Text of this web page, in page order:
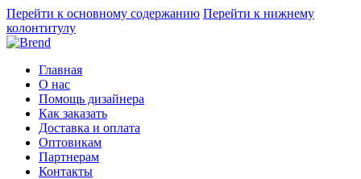
Перейти к основному содержанию Перейти к нижнему
колонтитулу
Главная
О нас
Помощь дизайнера
Как заказать
Доставка и оплата
Оптовикам
Партнерам
Контакты